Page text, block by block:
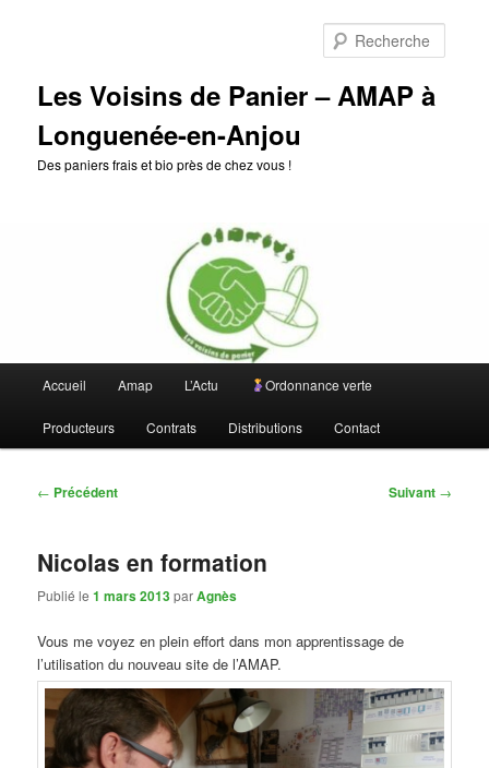
Les Voisins de Panier – AMAP à
Longuenée-en-Anjou
Des paniers frais et bio près de chez vous !
principal
Accueil Amap L’Actu Ordonnance verte
Producteurs Contrats Distributions Contact
Navigation
← Précédent Suivant →
Nicolas en formation
Publié le1 mars 2013parAgnès
Vous me voyez en plein effort dans mon apprentissage de
l’utilisation du nouveau site de l’AMAP.